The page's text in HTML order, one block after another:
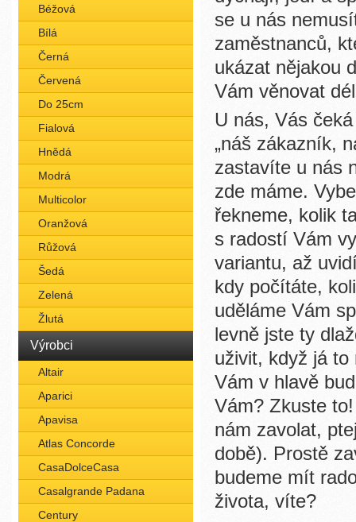
Béžová
Bílá
Černá
Červená
Do 25cm
Fialová
Hnědá
Modrá
Multicolor
Oranžová
Růžová
Šedá
Zelená
Žlutá
Výrobci
Altair
Aparici
Apavisa
Atlas Concorde
CasaDolceCasa
Casalgrande Padana
Century
se u nás
zaměstnanců,
ukázat nějakou
Vám věnovat
U nás, Vás
„náš zákazník,
zastavíte u nás
zde máme.
řekneme, kolik
s radostí Vám
variantu, až
kdy počítáte,
uděláme Vám
levně jste ty
uživit, když já
Vám v hlavě
Vám? Zkuste
nám zavolat,
době). Prostě
budeme mít
života, víte?